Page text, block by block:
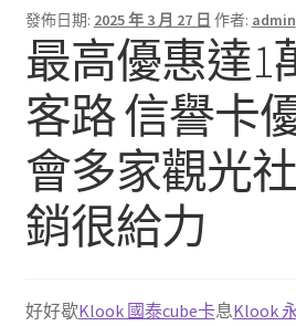
發佈日期: 2025 年 3 月 27 日 作者: admin
最高優惠達1
客路 信譽卡
會多家觀光
銷很給力
好好歇Klook 國泰cube卡息Klook